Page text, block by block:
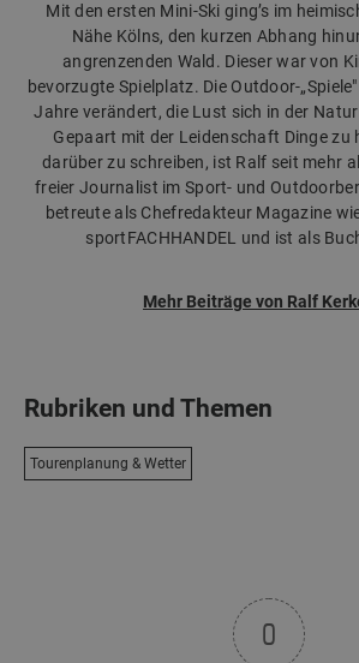
Mit den ersten Mini-Ski ging’s im
Nähe Kölns, den kurzen Abhang
angrenzenden Wald. Dieser war von
bevorzugte Spielplatz. Die Outdoor-
Jahre verändert, die Lust sich in der
Gepaart mit der Leidenschaft Dinge zu
darüber zu schreiben, ist Ralf seit mehr
freier Journalist im Sport- und
betreute als Chefredakteur Magazine
sportFACHHANDEL und ist als
Mehr Beiträge von Ralf
Rubriken und Themen
Tourenplanung & Wetter
0